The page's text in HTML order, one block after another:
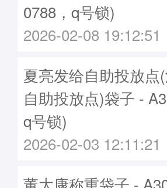
0788，q号锁)
2026-02-08 19:12:51
夏亮发给自助投放
自助投放点)袋子 -
q号锁)
2026-02-03 12:11:21
董大康称重袋子 -